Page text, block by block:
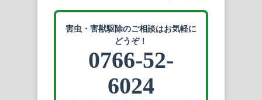
害虫・害獣駆除のご相談はお気軽に
どうぞ！
0766-52-
6024